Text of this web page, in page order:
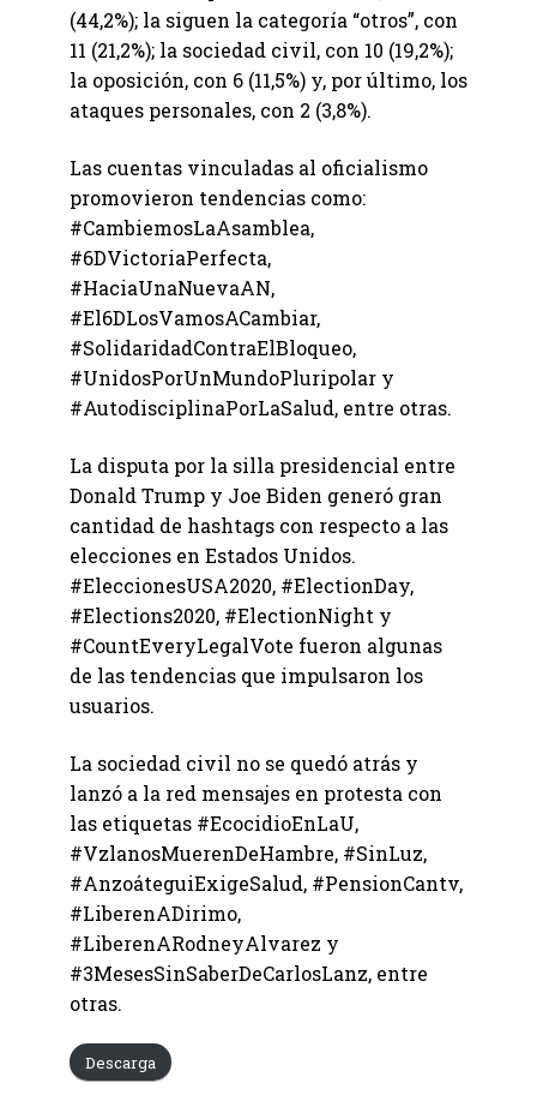
(44,2%); la siguen la categoría “otros”, con
11 (21,2%); la sociedad civil, con 10 (19,2%);
la oposición, con 6 (11,5%) y, por último, los
ataques personales, con 2 (3,8%).
Las cuentas vinculadas al oficialismo
promovieron tendencias como:
#CambiemosLaAsamblea,
#6DVictoriaPerfecta,
#HaciaUnaNuevaAN,
#El6DLosVamosACambiar,
#SolidaridadContraElBloqueo,
#UnidosPorUnMundoPluripolar y
#AutodisciplinaPorLaSalud, entre otras.
La disputa por la silla presidencial entre
Donald Trump y Joe Biden generó gran
cantidad de hashtags con respecto a las
elecciones en Estados Unidos.
#EleccionesUSA2020, #ElectionDay,
#Elections2020, #ElectionNight y
#CountEveryLegalVote fueron algunas
de las tendencias que impulsaron los
usuarios.
La sociedad civil no se quedó atrás y
lanzó a la red mensajes en protesta con
las etiquetas #EcocidioEnLaU,
#VzlanosMuerenDeHambre, #SinLuz,
#AnzoáteguiExigeSalud, #PensionCantv,
#LiberenADirimo,
#LiberenARodneyAlvarez y
#3MesesSinSaberDeCarlosLanz, entre
otras.
Descarga